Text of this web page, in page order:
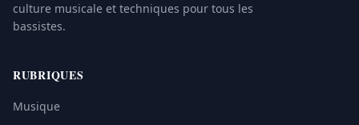
culture musicale et techniques pour tous les
bassistes.
RUBRIQUES
Musique